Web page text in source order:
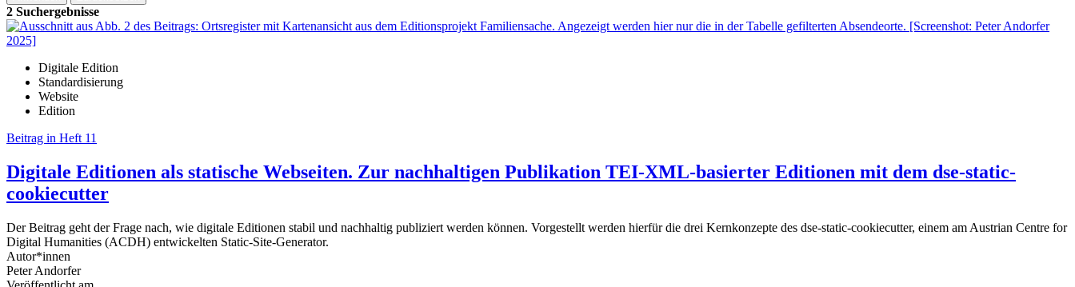
2 Suchergebnisse
Digitale Edition
Standardisierung
Website
Edition
Beitrag in Heft 11
Digitale Editionen als statische Webseiten. Zur nachhaltigen Publikation TEI-XML-basierter Editionen mit dem dse-static-
cookiecutter
Der Beitrag geht der Frage nach, wie digitale Editionen stabil und nachhaltig publiziert werden können. Vorgestellt werden hierfür die drei Kernkonzepte des dse-static-cookiecutter, einem am Austrian Centre for
Digital Humanities (ACDH) entwickelten Static-Site-Generator.
Autor*innen
Peter Andorfer